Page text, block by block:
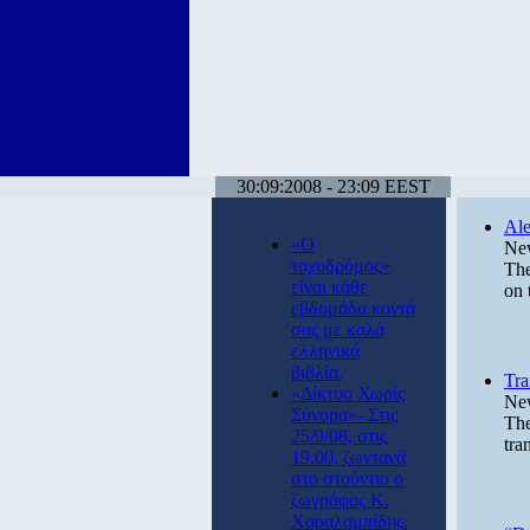
30:09:2008 - 23:09 EEST
«Ο
ταχυδρόμος»
είναι κάθε
εβδομάδα κοντά
σας με καλά
ελληνικά
βιβλία.
«Δίκτυο Χωρίς
Σύνορα»- Στις
25/9/08, στις
19.00, ζωντανά
στο στούντιο ο
ζωγράφος Κ.
Χαραλαμπίδης.
on